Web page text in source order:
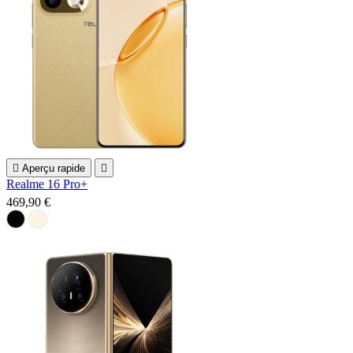
 Aperçu rapide 
Realme 16 Pro+
469,90 €